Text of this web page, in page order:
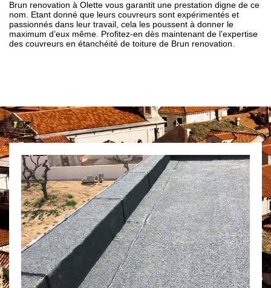
Brun renovation à Olette vous garantit une prestation digne de ce
nom. Etant donné que leurs couvreurs sont expérimentés et
passionnés dans leur travail, cela les poussent à donner le
maximum d’eux même. Profitez-en dès maintenant de l’expertise
des couvreurs en étanchéité de toiture de Brun renovation.